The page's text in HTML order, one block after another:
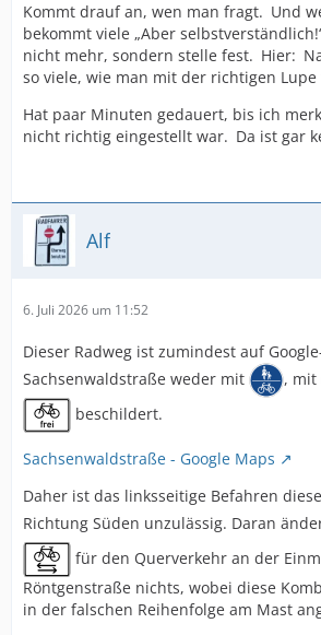
Kommt drauf an, wen man fragt. Und
bekommt viele „Aber
nicht mehr, sondern stelle fest. Hier:
so viele, wie man mit der richtigen
Hat paar Minuten gedauert, bis ich
nicht richtig eingestellt war. Da ist gar
Alf
6. Juli 2026 um 11:52
Dieser Radweg ist zumindest auf
Sachsenwaldstraße weder mit
, mit
beschildert.
Sachsenwaldstraße - Google Maps
Daher ist das linksseitige Befahren
Richtung Süden unzulässig. Daran
für den Querverkehr an der
Röntgenstraße nichts, wobei diese
in der falschen Reihenfolge am Mast